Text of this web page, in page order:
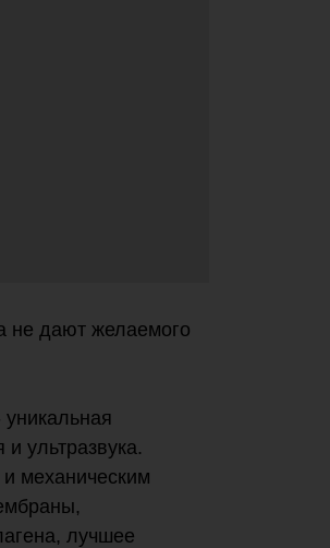
не дают желаемого
ультразвука.
механическим
лучшее